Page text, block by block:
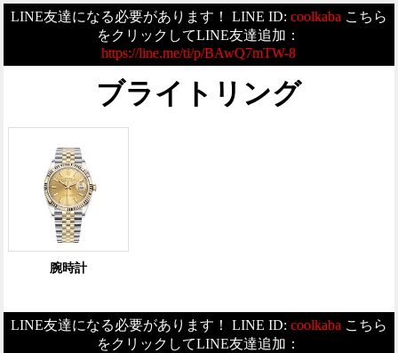
LINE友達になる必要があります！ LINE ID: coolkabaこちら
をクリックしてLINE友達追加：
https://line.me/ti/p/BAwQ7mTW-8
ブライトリング
腕時計
LINE友達になる必要があります！ LINE ID: coolkaba こちら
をクリックしてLINE友達追加：